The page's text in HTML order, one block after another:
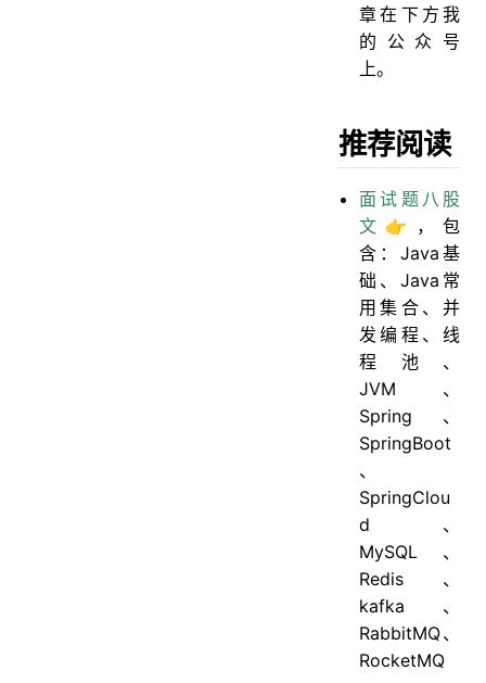
章在下方我
的公众号
上。
推荐阅读
面试题八股
文👉 ，包
含：Java基
础、Java常
用集合、并
发编程、线
程池、
JVM、
Spring、
SpringBoot
、
SpringClou
d、
MySQL、
Redis、
kafka、
RabbitMQ、
RocketMQ